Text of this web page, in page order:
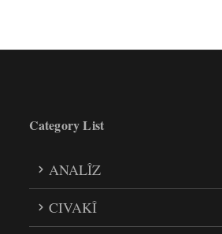
Category List
ANALÎZ
CIVAKÎ